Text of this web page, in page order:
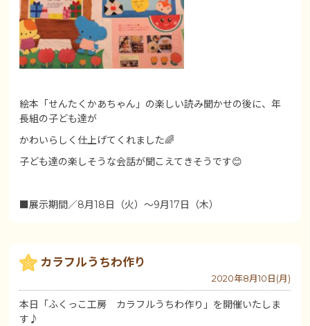
絵本「せんたくかあちゃん」の楽しい読み聞かせの後に、年
長組の子ども達が
かわいらしく仕上げてくれました🌈
子ども達の楽しそうな会話が聞こえてきそうです😊
■展示期間／8月18日（火）～9月17日（木）
カラフルうちわ作り
2020年8月10日(月)
本日「ふくっこ工房 カラフルうちわ作り」を開催いたしま
す♪